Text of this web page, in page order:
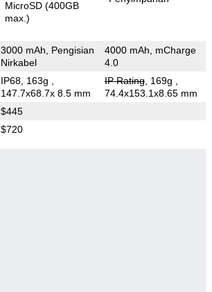
MicroSD (400GB
max.)
3000 mAh, Pengisian
Nirkabel
4000 mAh, mCharge
4.0
IP68, 163g
147.7x68.7x 8.5 mm
IP Rating, 169g
74.4x153.1x8.65 mm
$445
$720